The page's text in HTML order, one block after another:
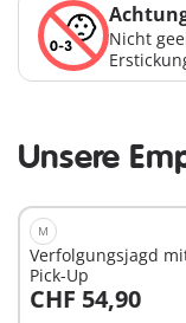
Nicht
Unsere
M
Verfolgungsjagd
Pick-Up
CHF 54,90
In den Warenkorb